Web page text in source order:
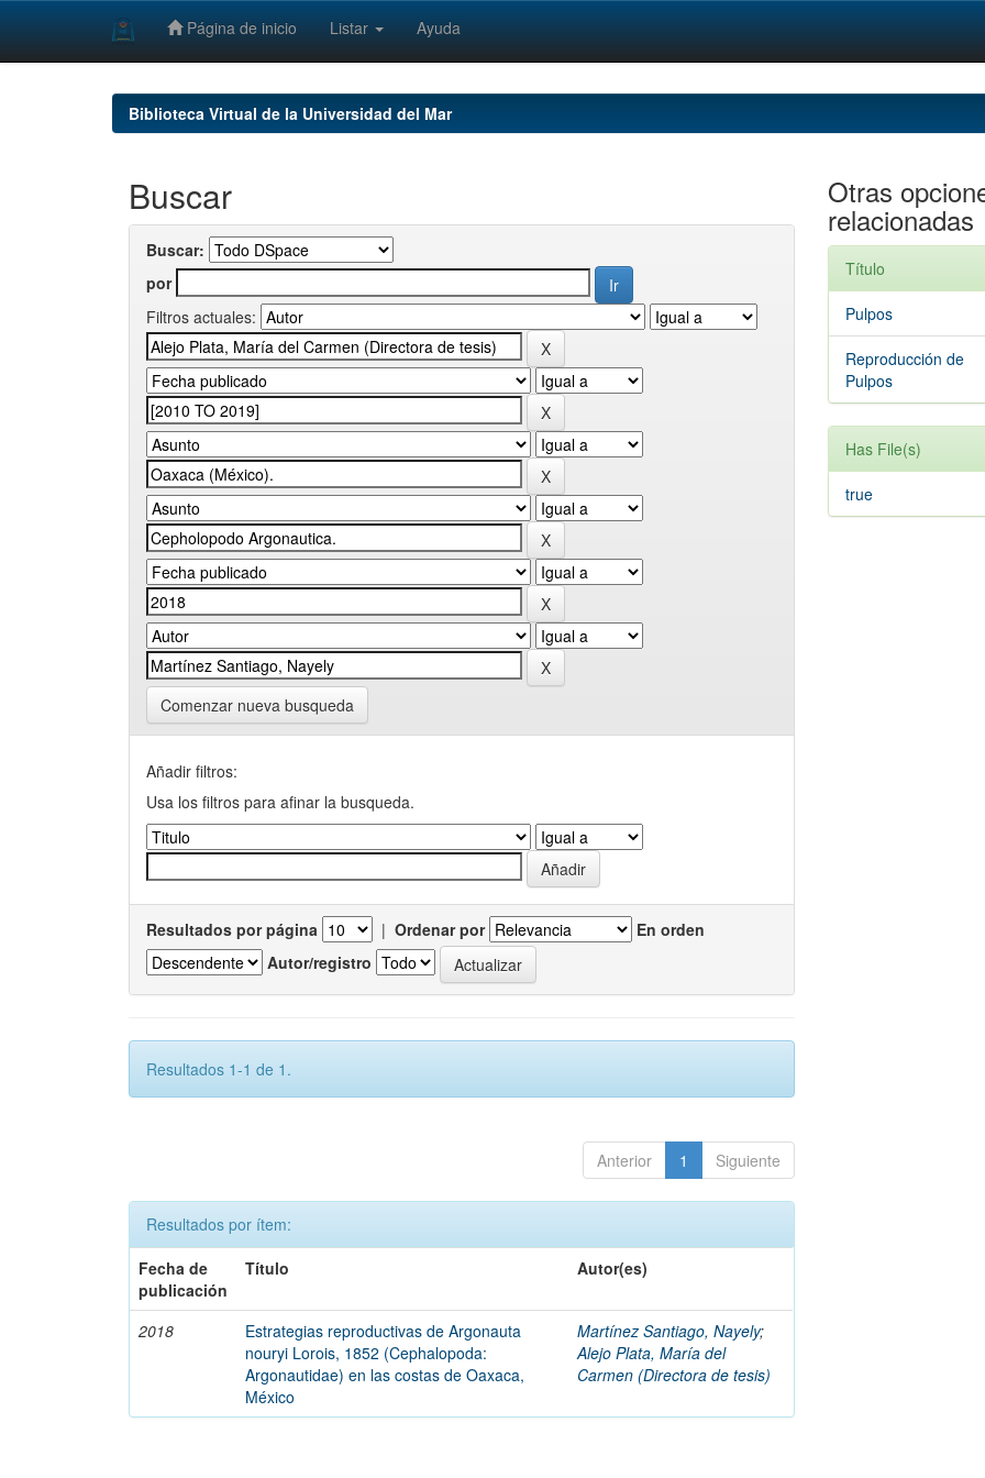
Página de inicio Listar Ayuda
Biblioteca Virtual de la Universidad del Mar
Buscar
Buscar:
por
Filtros actuales:
Comenzar nueva busqueda
Añadir filtros:
Usa los filtros para afinar la busqueda.
Resultados por página | Ordenar por
En orden
Autor/registro
Resultados 1-1 de 1.
Anterior 1 Siguiente
Resultados por ítem:
Fecha de
publicación
Título Autor(es)
2018
Estrategias reproductivas de Argonauta
nouryi Lorois, 1852 (Cephalopoda:
Argonautidae) en las costas de Oaxaca,
México
Martínez Santiago, Nayely;
Alejo Plata, María del
Carmen (Directora de tesis)
Otras
relacionadas
Título
Pulpos
Reproducción de
Pulpos
Has File(s)
true